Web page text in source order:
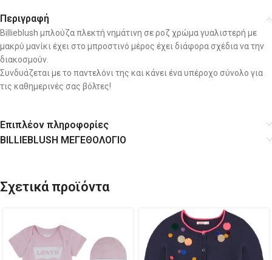
Περιγραφή
Billieblush μπλούζα πλεκτή νημάτινη σε ροζ χρώμα γυαλιστερή με
μακρύ μανίκι έχει στο μπροστινό μέρος έχει διάφορα σχέδια να την
διακοσμούν.
Συνδυάζεται με το παντελόνι της και κάνει ένα υπέροχο σύνολο για
τις καθημερινές σας βόλτες!
Επιπλέον πληροφορίες
BILLIEBLUSH ΜΕΓΕΘΟΛΟΓΙΟ
Σχετικά προϊόντα